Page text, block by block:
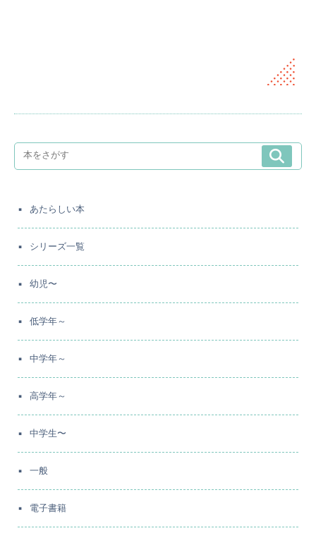
あたらしい本
シリーズ一覧
幼児〜
低学年～
中学年～
高学年～
中学生〜
一般
電子書籍